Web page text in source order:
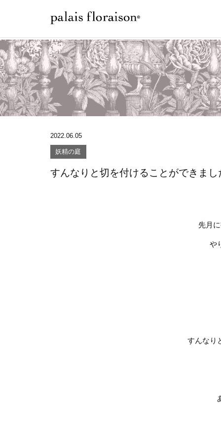
2022.06.05
妖精の庭
すんなりと切を付けることができま
先月
や
すんなり